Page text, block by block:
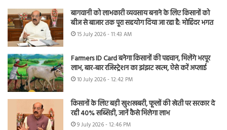
बागवानी को लाभकारी व्यवसाय बनाने के लिए किसानों को
बीज से बाजार तक पूरा सहयोग दिया जा रहा है: मोहिंदर भगत
15 July 2026 - 11:43 AM
Farmers ID Card बनेगा किसानों की पहचान, मिलेंगे भरपूर
लाभ, बार-बार रजिस्ट्रेशन का झंझट खत्म, ऐसे करें अप्लाई
10 July 2026 - 12:42 PM
किसानों के लिए बड़ी खुशखबरी, फूलों की खेती पर सरकार दे
रही 40% सब्सिडी, जानें कैसे मिलेगा लाभ
9 July 2026 - 12:46 PM